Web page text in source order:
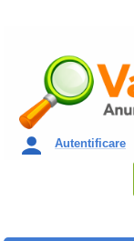
Autentificare